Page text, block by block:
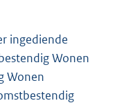
ingediende
Wonen
Wonen